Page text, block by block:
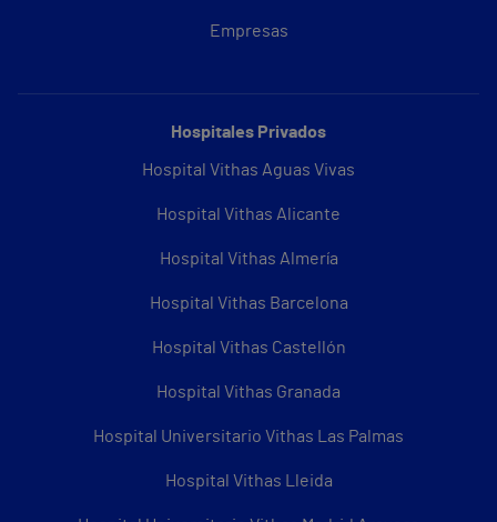
Empresas
Hospitales Privados
Hospital Vithas Aguas Vivas
Hospital Vithas Alicante
Hospital Vithas Almería
Hospital Vithas Barcelona
Hospital Vithas Castellón
Hospital Vithas Granada
Hospital Universitario Vithas Las Palmas
Hospital Vithas Lleida